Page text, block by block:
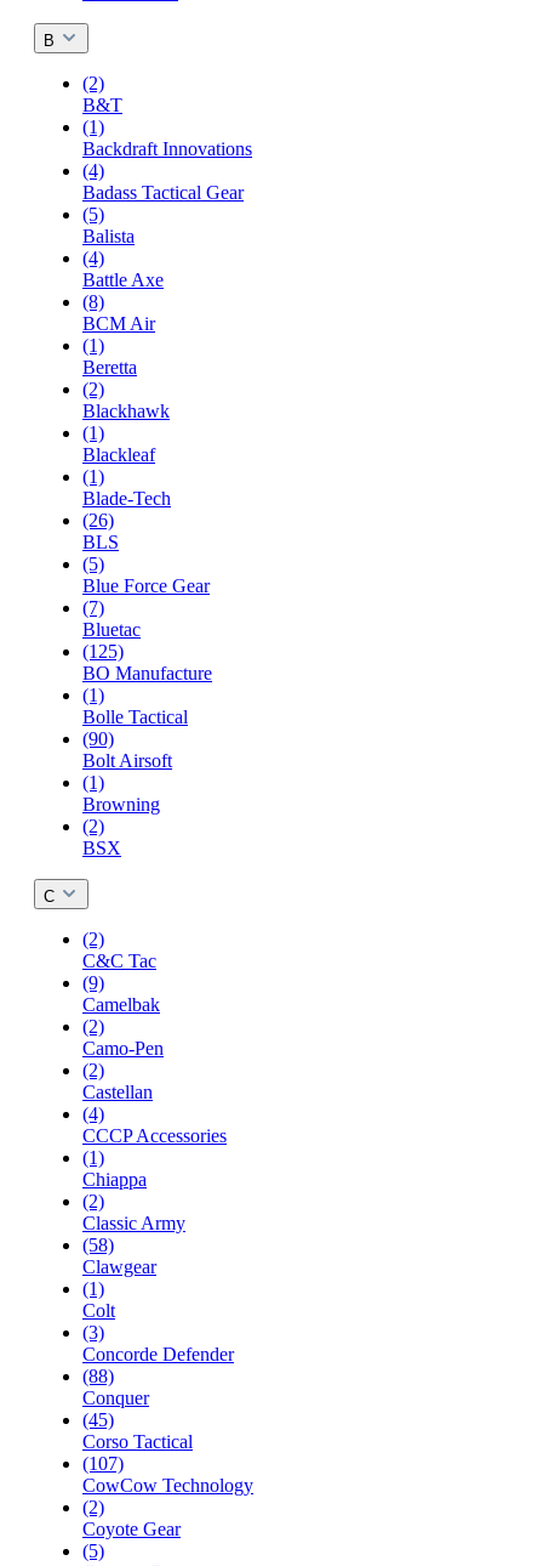
B
(2)
B&T
(1)
Backdraft Innovations
(4)
Badass Tactical Gear
(5)
Balista
(4)
Battle Axe
(8)
BCM Air
(1)
Beretta
(2)
Blackhawk
(1)
Blackleaf
(1)
Blade-Tech
(26)
BLS
(5)
Blue Force Gear
(7)
Bluetac
(125)
BO Manufacture
(1)
Bolle Tactical
(90)
Bolt Airsoft
(1)
Browning
(2)
BSX
C
(2)
C&C Tac
(9)
Camelbak
(2)
Camo-Pen
(2)
Castellan
(4)
CCCP Accessories
(1)
Chiappa
(2)
Classic Army
(58)
Clawgear
(1)
Colt
(3)
Concorde Defender
(88)
Conquer
(45)
Corso Tactical
(107)
CowCow Technology
(2)
Coyote Gear
(5)